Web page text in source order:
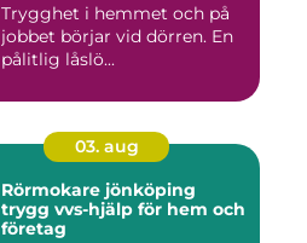
Trygghet i hemmet och på
jobbet börjar vid dörren. En
pålitlig låslö...
03. aug
Rörmokare jönköping
trygg vvs-hjälp för hem och
företag